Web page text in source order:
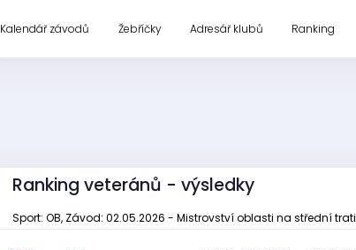
Kalendář závodů Žebříčky Adresář klubů Ranking
Ranking veteránů - výsledky
Sport: OB, Závod: 02.05.2026 - Mistrovství oblasti na střední trati